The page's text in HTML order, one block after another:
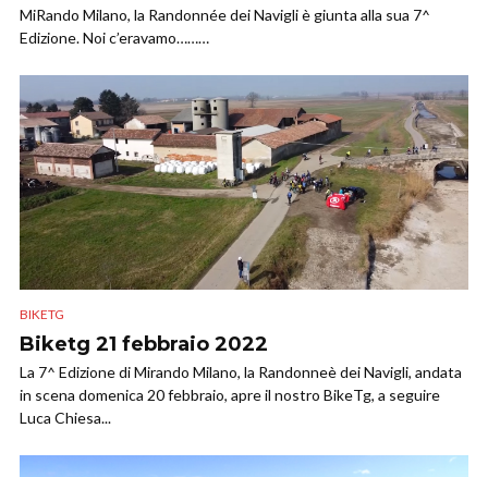
MiRando Milano, la Randonnée dei Navigli è giunta alla sua 7^
Edizione. Noi c’eravamo………
BIKETG
Biketg 21 febbraio 2022
La 7^ Edizione di Mirando Milano, la Randonneè dei Navigli, andata
in scena domenica 20 febbraio, apre il nostro BikeTg, a seguire
Luca Chiesa...